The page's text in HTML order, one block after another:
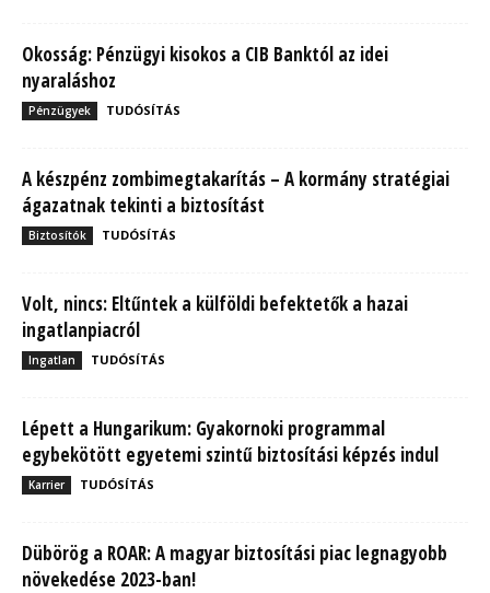
Okosság: Pénzügyi kisokos a CIB Banktól az idei
nyaraláshoz
Pénzügyek TUDÓSÍTÁS
A készpénz zombimegtakarítás – A kormány stratégiai
ágazatnak tekinti a biztosítást
Biztosítók TUDÓSÍTÁS
Volt, nincs: Eltűntek a külföldi befektetők a hazai
ingatlanpiacról
Ingatlan TUDÓSÍTÁS
Lépett a Hungarikum: Gyakornoki programmal
egybekötött egyetemi szintű biztosítási képzés indul
Karrier TUDÓSÍTÁS
Dübörög a ROAR: A magyar biztosítási piac legnagyobb
növekedése 2023-ban!